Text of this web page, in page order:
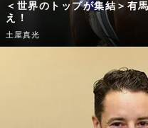
＜世界のトップが集結＞有
え！
土屋真光